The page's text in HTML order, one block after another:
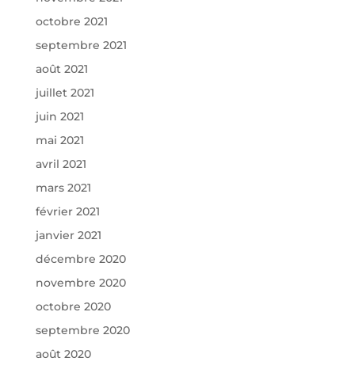
octobre 2021
septembre 2021
août 2021
juillet 2021
juin 2021
mai 2021
avril 2021
mars 2021
février 2021
janvier 2021
décembre 2020
novembre 2020
octobre 2020
septembre 2020
août 2020